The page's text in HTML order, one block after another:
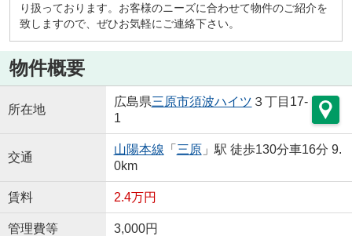
り扱っております。お客様のニーズに合わせて物件のご紹介を
致しますので、ぜひお気軽にご連絡下さい。
物件概要
所在地
広島県三原市須波ハイツ ３丁目17-
1
交通
山陽本線 「 三原」駅 徒歩130分車16分 9.
0km
賃料 2.4万円
管理費等 3,000円